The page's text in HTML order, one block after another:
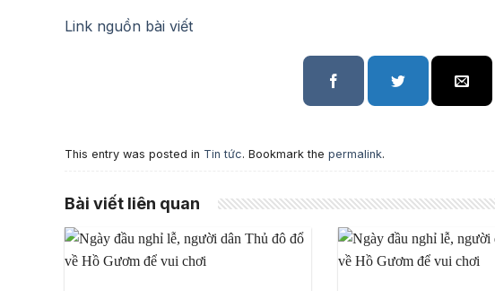
Link nguồn bài viết
This entry was posted in Tin tức. Bookmark the permalink.
Bài viết liên quan